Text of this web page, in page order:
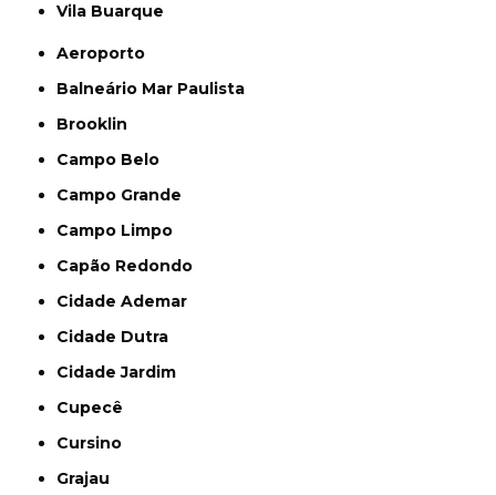
Vila Buarque
Aeroporto
Balneário Mar Paulista
Brooklin
Campo Belo
Campo Grande
Campo Limpo
Capão Redondo
Cidade Ademar
Cidade Dutra
Cidade Jardim
Cupecê
Cursino
Grajau